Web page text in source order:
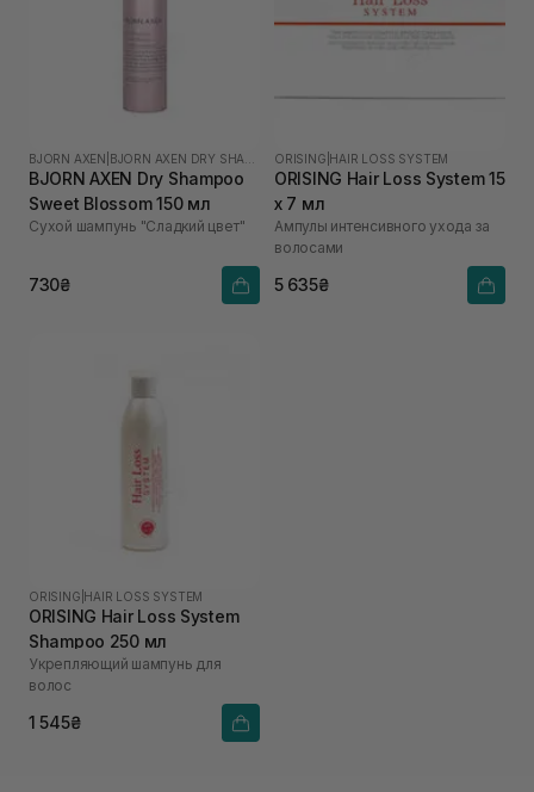
BJORN AXEN
BJORN AXEN Dry Shampoo
Sweet Blossom 150 мл
Сухой шампунь "Сладкий цвет"
730₴
ORISING HAIR LOSS SYSTEM
ORISING Hair Loss System 15
х 7 мл
Ампулы интенсивного ухода за
волосами
5 635₴
ORISING HAIR LOSS SYSTEM
ORISING Hair Loss System
Shampoo 250 мл
Укрепляющий шампунь для
волос
1 545₴